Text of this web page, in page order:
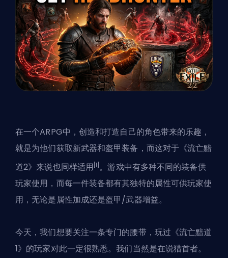
在一个ARPG中，创造和打造自己的角色带来的乐趣，
就是为他们获取新武器和盔甲装备，而这对于《流亡黯
道2》来说也同样适用 [1] 。游戏中有多种不同的装备供
玩家使用，而每一件装备都有其独特的属性可供玩家使
用，无论是属性加成还是盔甲/武器增益。
今天，我们想要关注一条专门的腰带，玩过《流亡黯道
1》的玩家对此一定很熟悉。我们当然是在说猎首者。